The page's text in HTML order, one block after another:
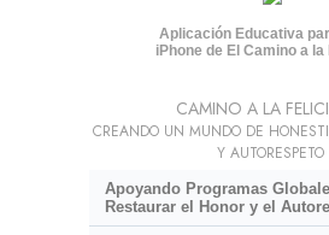
Aplicación Educativa
iPhone de El Camino a la
CAMINO A LA
CREANDO UN MUNDO DE
Y AUTORESPETO
Apoyando Programas
Restaurar el Honor y el